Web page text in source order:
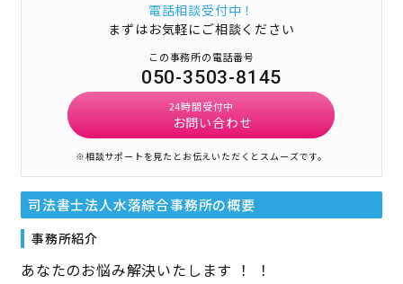
電話相談受付中！
まずはお気軽にご相談ください
この事務所の電話番号
050-3503-8145
24時間受付中
お問い合わせ
※相談サポートを見たとお伝えいただくとスムーズです。
司法書士法人水落綜合事務所の概要
事務所紹介
あなたのお悩み解決いたします ！ ！